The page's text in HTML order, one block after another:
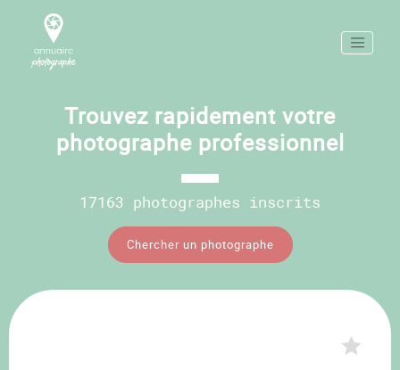
Trouvez rapidement votre
photographe professionnel
17163 photographes inscrits
Chercher un photographe